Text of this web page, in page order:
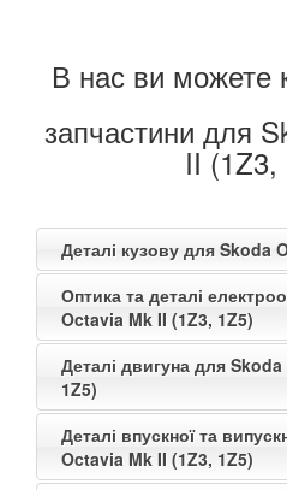
В нас ви можете
запчастини для
II (1Z3,
Деталі кузову для Skoda
Оптика та деталі
Octavia Mk II (1Z3, 1Z5)
Деталі двигуна для
1Z5)
Деталі впускної та
Octavia Mk II (1Z3, 1Z5)